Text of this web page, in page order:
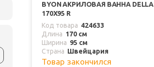
BYON АКРИЛОВАЯ ВАННА DELLA
170Х95 R
Код товара 424633
Длина 170 см
Ширина 95 см
Страна Швейцария
Товар закончился